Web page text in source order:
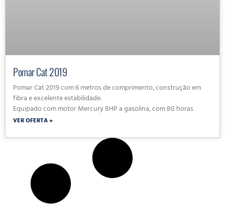
Pomar Cat 2019
Pomar Cat 2019 com 6 metros de comprimento, construção em
fibra e excelente estabilidade.
Equipado com motor Mercury 8HP a gasolina, com 80 horas
VER OFERTA »